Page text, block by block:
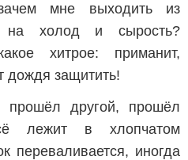
мне выходить из
на холод и сырость?
хитрое: приманит,
дождя защитить!
другой, прошёл
лежит в хлопчатом
переваливается, иногда